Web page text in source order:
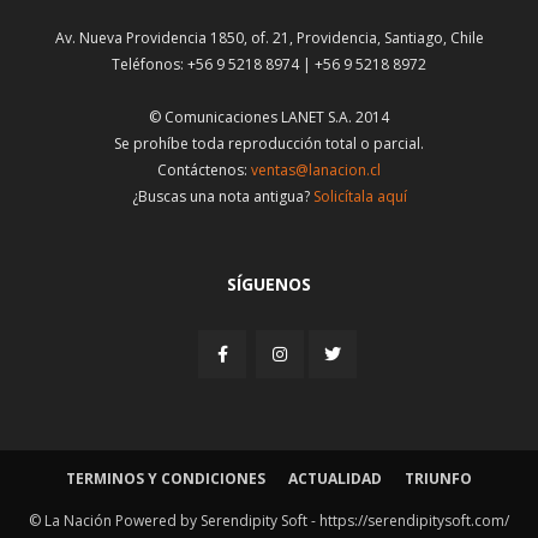
Av. Nueva Providencia 1850, of. 21, Providencia, Santiago, Chile
Teléfonos: +56 9 5218 8974 | +56 9 5218 8972
© Comunicaciones LANET S.A. 2014
Se prohíbe toda reproducción total o parcial.
Contáctenos: ventas@lanacion.cl
¿Buscas una nota antigua? Solicítala aquí
SÍGUENOS
TERMINOS Y CONDICIONES ACTUALIDAD TRIUNFO
© La Nación Powered by Serendipity Soft - https://serendipitysoft.com/